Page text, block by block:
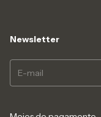
Newsletter